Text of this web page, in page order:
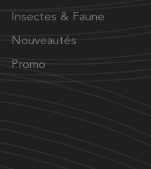
Insectes & Faune
Nouveautés
Promo